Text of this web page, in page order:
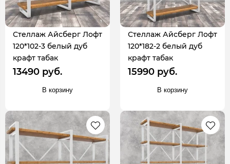
Стеллаж Айсберг Лофт
120*102-3 белый дуб
крафт табак
13490 руб.
В корзину
Стеллаж Айсберг Лофт
120*182-2 белый дуб
крафт табак
15990 руб.
В корзину